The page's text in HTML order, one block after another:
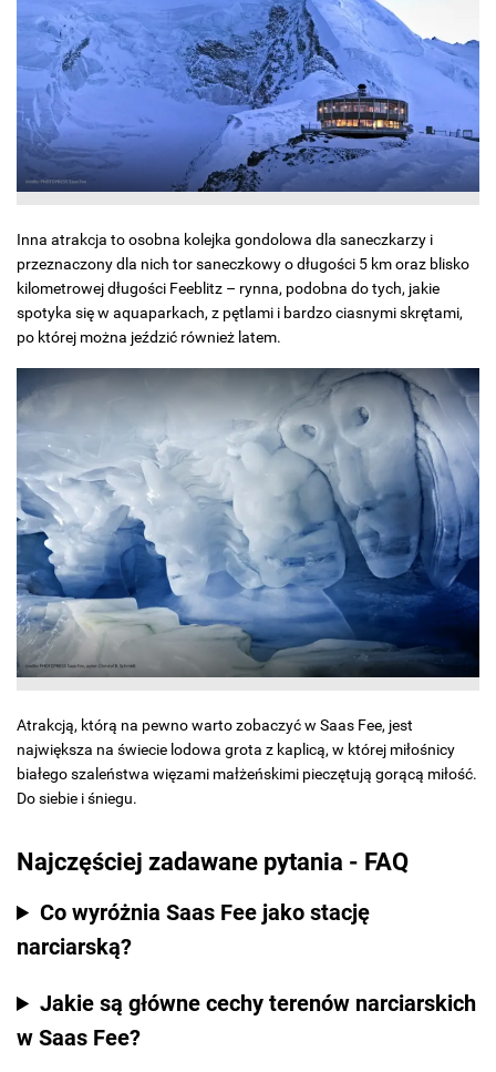
Inna atrakcja to osobna kolejka gondolowa dla saneczkarzy i
przeznaczony dla nich tor saneczkowy o długości 5 km oraz blisko
kilometrowej długości Feeblitz – rynna, podobna do tych, jakie
spotyka się w aquaparkach, z pętlami i bardzo ciasnymi skrętami,
po której można jeździć również latem.
Atrakcją, którą na pewno warto zobaczyć w Saas Fee, jest
największa na świecie lodowa grota z kaplicą, w której miłośnicy
białego szaleństwa więzami małżeńskimi pieczętują gorącą miłość.
Do siebie i śniegu.
Najczęściej zadawane pytania - FAQ
Co wyróżnia Saas Fee jako stację
narciarską?
Jakie są główne cechy terenów narciarskich
w Saas Fee?